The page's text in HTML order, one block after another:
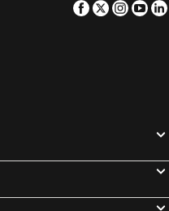
Facebook
Twitter